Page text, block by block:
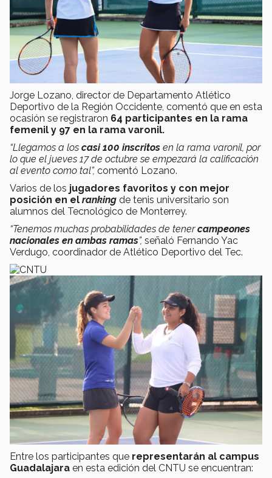
Jorge Lozano, director de Departamento Atlético
Deportivo de la Región Occidente, comentó que en esta
ocasión se registraron 64 participantes en la rama
femenil y 97 en la rama varonil.
“Llegamos a los casi 100 inscritos en la rama varonil, por
lo que el jueves 17 de octubre se empezará la calificación
al evento como tal”, comentó Lozano.
Varios de los jugadores favoritos y con mejor
posición en el ranking de tenis universitario son
alumnos del Tecnológico de Monterrey.
“Tenemos muchas probabilidades de tenercampeones
nacionales en ambas ramas”, señaló Fernando Yac
Verdugo, coordinador de Atlético Deportivo del Tec.
Entre los participantes que representarán al campus
Guadalajara en esta edición del CNTU se encuentran: